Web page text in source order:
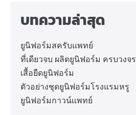
บทความล่าสุด
ยูนิฟอร์มสครับแพทย์
ที่เดียวจบ ผลิตยูนิฟอร์ม ครบวงจร
เสื้อยืดยูนิฟอร์ม
ตัวอย่างชุดยูนิฟอร์มโรงแรมหรู
ยูนิฟอร์มกาวน์แพทย์